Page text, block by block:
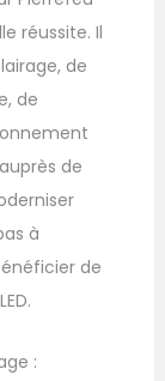
réussite. Il
de
de
de
à
de
: